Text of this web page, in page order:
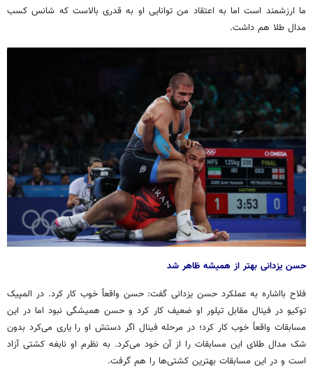
ما ارزشمند است اما به اعتقاد من توانایی او به قدری بالاست که شانس کسب
مدال طلا هم داشت.
حسن یزدانی بهتر از همیشه ظاهر شد
فلاح بااشاره به عملکرد حسن یزدانی گفت: حسن واقعاً خوب کار کرد. در المپیک
توکیو در فینال مقابل تیلور او ضعیف کار کرد و حسن همیشگی نبود اما در این
مسابقات واقعاً خوب کار کرد؛ در مرحله فینال اگر دستش او را یاری می‌کرد بدون
شک مدال طلای این مسابقات را از آن خود می‌کرد. به نظرم او نابغه کشتی آزاد
است و در این مسابقات بهترین کشتی‌ها را هم گرفت.